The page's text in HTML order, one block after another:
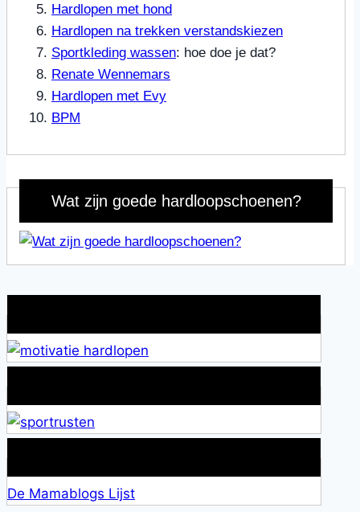
Hardlopen met hond
Hardlopen na trekken verstandskiezen
Sportkleding wassen: hoe doe je dat?
Renate Wennemars
Hardlopen met Evy
BPM
Wat zijn goede hardloopschoenen?
De Mamablogs Lijst